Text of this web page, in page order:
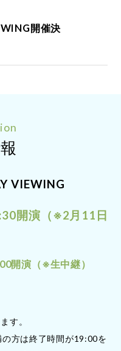
開催決
VIEWING
開演（※2月11日
開演（※生中継）
す。
方は終了時間が19:00を